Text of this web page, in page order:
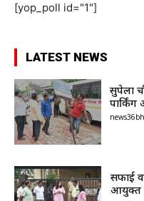
[yop_poll id="1"]
LATEST NEWS
सुपेला
पार्किंग
सफाई व
आयुक्त